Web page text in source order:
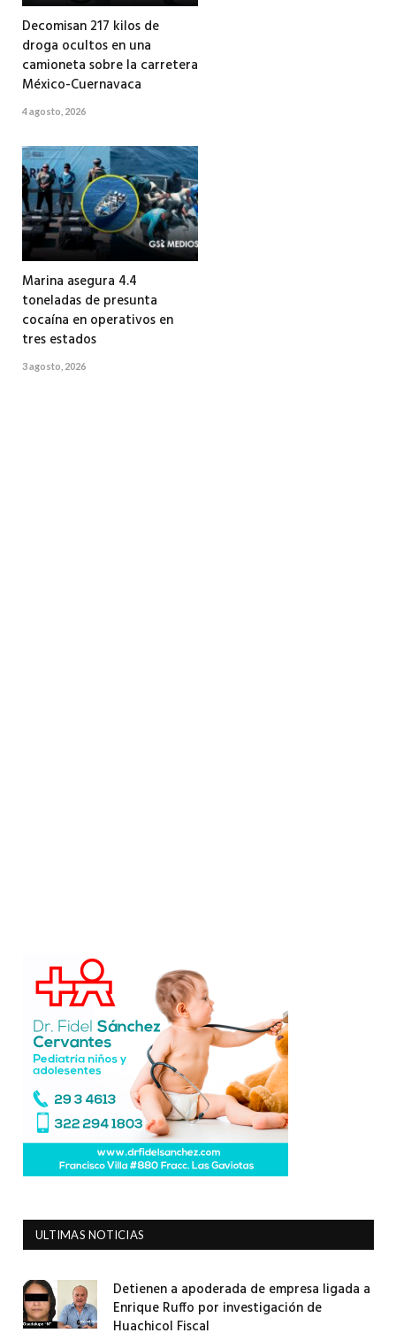
Decomisan 217 kilos de
droga ocultos en una
camioneta sobre la carretera
México-Cuernavaca
4 agosto, 2026
Marina asegura 4.4
toneladas de presunta
cocaína en operativos en
tres estados
3 agosto, 2026
ULTIMAS NOTICIAS
Detienen a apoderada de empresa ligada a
Enrique Ruffo por investigación de
Huachicol Fiscal